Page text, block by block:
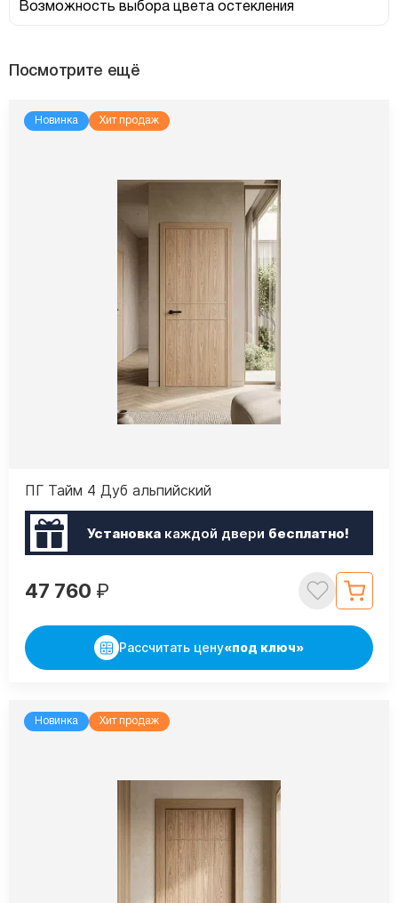
Возможность выбора цвета остекления
Посмотрите ещё
Новинка Хит продаж
ПГ Тайм 4 Дуб альпийский
Установкакаждой двери бесплатно!
47 760 ₽
Рассчитать цену«под ключ»
Новинка Хит продаж